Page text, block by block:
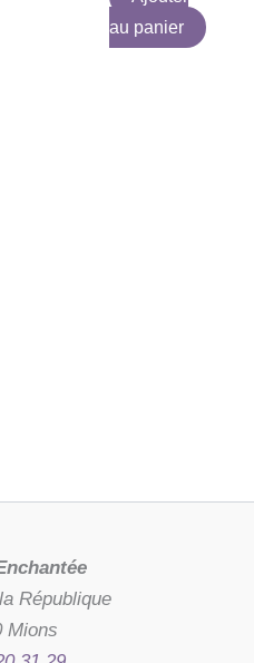
au panier
République
Mions